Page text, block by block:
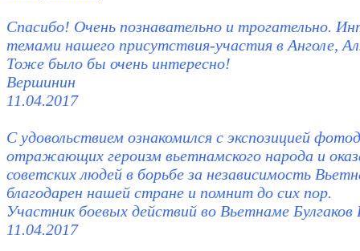
Спасибо! Очень познавательно и трогательно.
темами нашего присутствия-участия в Анголе,
Тоже было бы очень интересно!
Вершинин
11.04.2017
С удовольствием ознакомился с экспозицией
отражающих героизм вьетнамского народа и
советских людей в борьбе за независимость
благодарен нашей стране и помнит до сих пор.
Участник боевых действий во Вьетнаме
11.04.2017